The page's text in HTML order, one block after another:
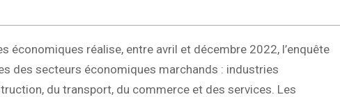
économiques réalise, entre avril et décembre 2022, l’enquête
des secteurs économiques marchands : industries
du transport, du commerce et des services. Les